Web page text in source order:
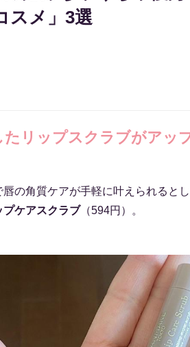
スメ」3選
たリップスクラブがアッ
の角質ケアが手軽に叶えられるとし
ケアスクラブ（594円）。